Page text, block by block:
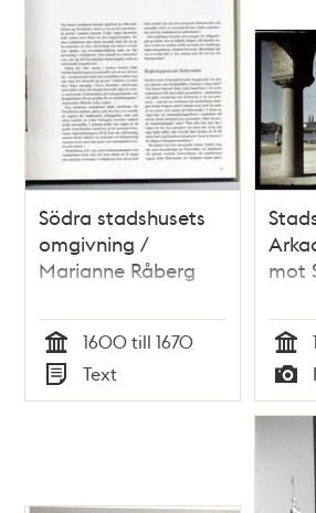
Södra stadshusets
omgivning /
Marianne Råberg
Tid
1600 till 1670
Typ
Text
mot
Tid
Typ